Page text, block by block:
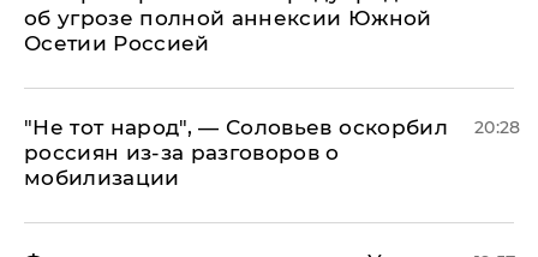
об угрозе полной аннексии Южной
Осетии Россией
​"Не тот народ", — Соловьев оскорбил
россиян из-за разговоров о
мобилизации
20:28